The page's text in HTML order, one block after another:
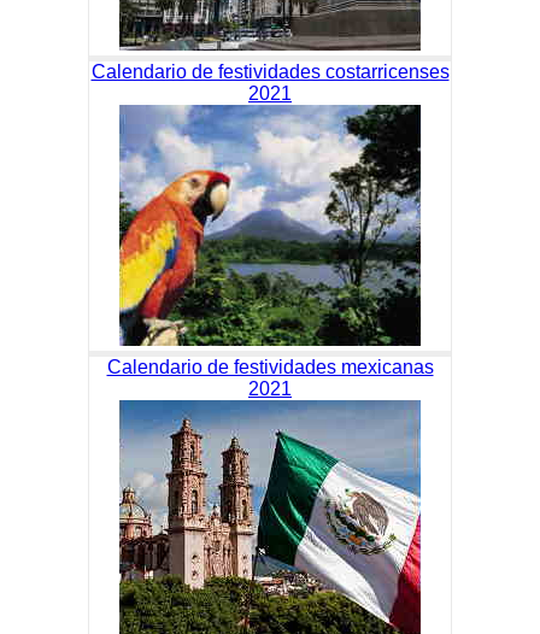
Calendario de festividades costarricenses
2021
Calendario de festividades mexicanas
2021